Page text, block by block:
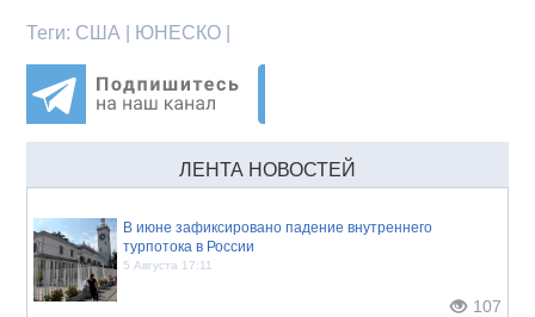
Теги: США | ЮНЕСКО |
ЛЕНТА НОВОСТЕЙ
В июне зафиксировано падение внутреннего
турпотока в России
5 Августа 17:11
107